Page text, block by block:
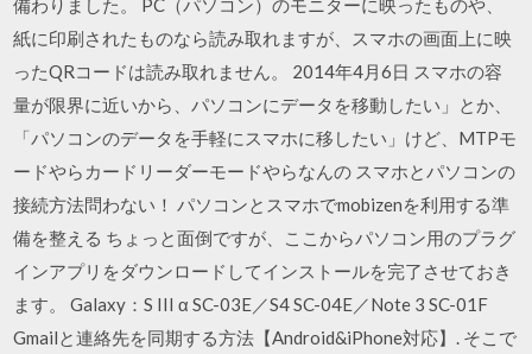
紙に印刷されたものなら読み取れますが、スマホの画面上に映
ったQRコードは読み取れません。 2014年4月6日 スマホの容
量が限界に近いから、パソコンにデータを移動したい」とか、
「パソコンのデータを手軽にスマホに移したい」けど、MTPモ
ードやらカードリーダーモードやらなんの スマホとパソコンの
接続方法問わない！ パソコンとスマホでmobizenを利用する準
備を整える ちょっと面倒ですが、ここからパソコン用のプラグ
インアプリをダウンロードしてインストールを完了させておき
ます。 Galaxy：S III α SC-03E／S4 SC-04E／Note 3 SC-01F
Gmailと連絡先を同期する方法【Android&iPhone対応】. そこで